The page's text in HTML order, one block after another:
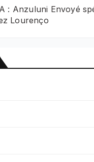
: Anzuluni Envoyé
Lourenço